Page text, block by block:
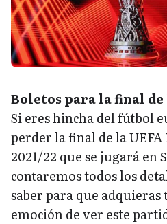
Boletos para la final de
Si eres hincha del fútbol
perder la final de la
2021/22 que se jugará en
contaremos todos los
saber para que
emoción de ver este